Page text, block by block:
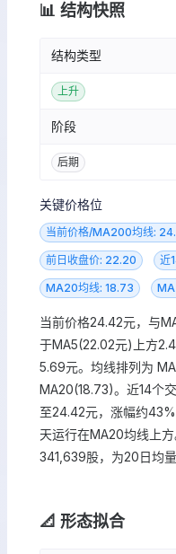
📊 结构快照
结构类型
上升
阶段
后期
关键价格位
当前价格/MA200均线:
前日收盘价: 22.20 近
MA20均线: 18.73
当前价格24.42元，与
于MA5(22.02元)上方
5.69元。均线排列为
MA20(18.73)。近14个
至24.42元，涨幅约
天运行在MA20均线上
341,639股，为20日均
📐 形态拟合